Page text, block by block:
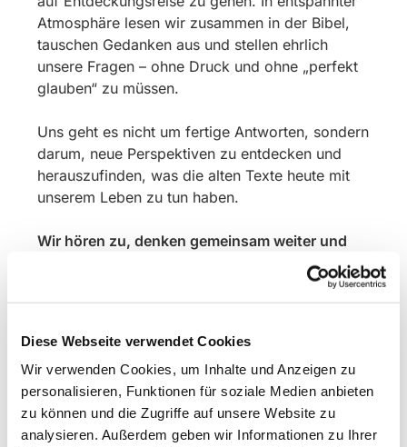
Diese Webseite verwendet Cookies
Wir verwenden Cookies, um Inhalte und Anzeigen zu
personalisieren, Funktionen für soziale Medien anbieten
zu können und die Zugriffe auf unsere Website zu
analysieren. Außerdem geben wir Informationen zu Ihrer
Atmosphäre lesen wir zusammen in der Bibel,
tauschen Gedanken aus und stellen ehrlich
unsere Fragen – ohne Druck und ohne „perfekt
glauben“ zu müssen.
Uns geht es nicht um fertige Antworten, sondern
darum, neue Perspektiven zu entdecken und
herauszufinden, was die alten Texte heute mit
unserem Leben zu tun haben.
Wir hören zu, denken gemeinsam weiter und
erleben echte Gespräche über Glauben und
Pfarrerin Spenner-Feistauer.